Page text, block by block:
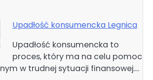
Upadłość konsumencka Legnica
Upadłość konsumencka to
proces, który ma na celu pomoc
w trudnej sytuacji finansowej.…